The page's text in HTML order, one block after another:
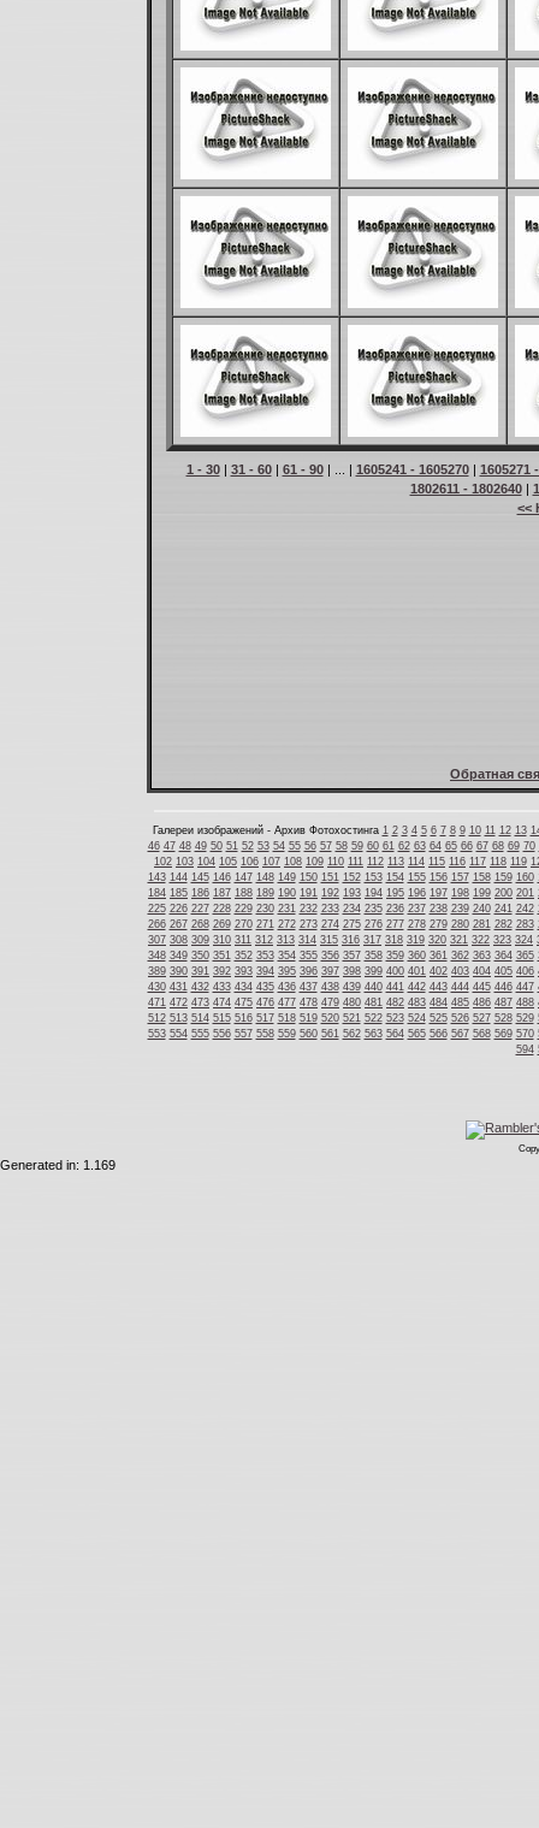
1 - 30| 31 - 60| 61 - 90| ... | 1605241 - 1605270| 1605271
1802611 - 1802640|
<<
Обратная
Галереи изображений - Архив Фотохостинга 1 2 3 4 5 6 7 8 9 10 11 12 13
46 47 48 49 50 51 52 53 54 55 56 57 58 59 60 61 62 63 64 65 66 67 68 69 70
102 103 104 105 106 107 108 109 110 111 112 113 114 115 116 117 118 119
143 144 145 146 147 148 149 150 151 152 153 154 155 156 157 158 159 160
184 185 186 187 188 189 190 191 192 193 194 195 196 197 198 199 200 201
225 226 227 228 229 230 231 232 233 234 235 236 237 238 239 240 241 242
266 267 268 269 270 271 272 273 274 275 276 277 278 279 280 281 282 283
307 308 309 310 311 312 313 314 315 316 317 318 319 320 321 322 323 324
348 349 350 351 352 353 354 355 356 357 358 359 360 361 362 363 364 365
389 390 391 392 393 394 395 396 397 398 399 400 401 402 403 404 405 406
430 431 432 433 434 435 436 437 438 439 440 441 442 443 444 445 446 447
471 472 473 474 475 476 477 478 479 480 481 482 483 484 485 486 487 488
512 513 514 515 516 517 518 519 520 521 522 523 524 525 526 527 528 529
553 554 555 556 557 558 559 560 561 562 563 564 565 566 567 568 569 570
594
Generated in: 1.169